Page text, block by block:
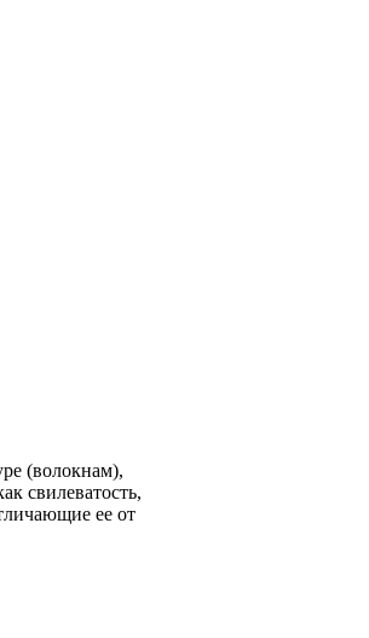
(волокнам),
свилеватость,
ее от